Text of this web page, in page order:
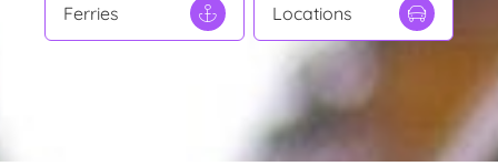
Ferries Locations